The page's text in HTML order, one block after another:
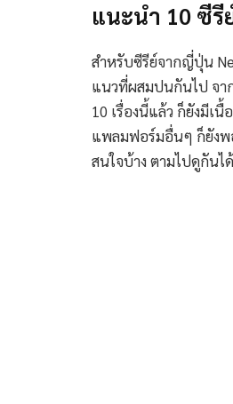
แนะนำ 10 ซี
สำหรับซีรีย์จากญี่ปุ่น
แนวที่ผสมปนกันไป จา
10 เรื่องนี้แล้ว ก็ยังมีเ
แพลมฟอร์มอื่นๆ ก็ยังพ
สนใจบ้าง ตามไปดูกันไ